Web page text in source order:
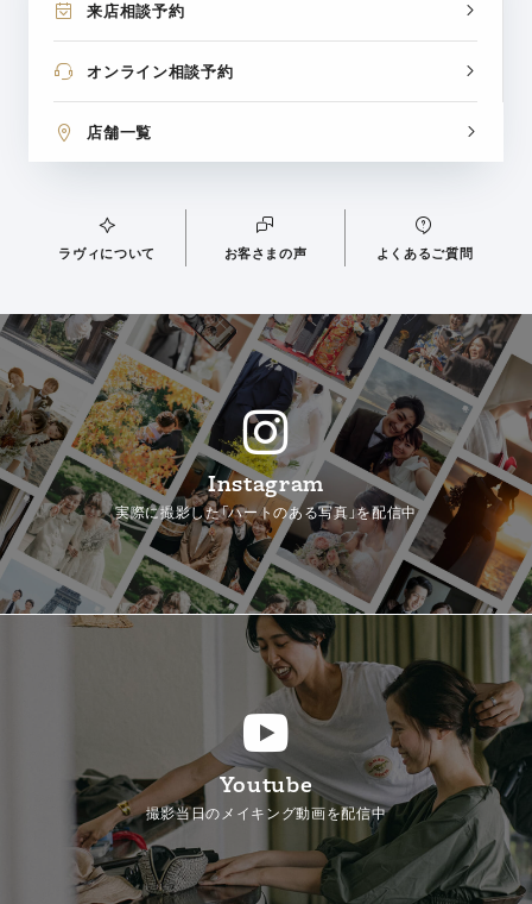
来店相談予約
オンライン相談予約
店舗一覧
ラヴィについて お客さまの声 よくあるご質問
Instagram
実際に撮影した「ハートのある写真」を配信中
Youtube
撮影当日のメイキング動画を配信中